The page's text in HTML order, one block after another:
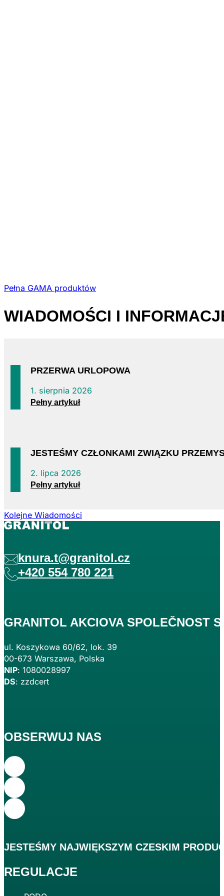
Pełna GAMA produktów
WIADOMOŚCI I
PRZERWA URLOPOWA
1. sierpnia 2026
Pełny artykuł
JESTEŚMY CZŁONKAMI ZWIĄZKU
2. lipca 2026
Pełny artykuł
Kolejne Wiadomości
JESTEŚMY NAJWIĘKSZYM CZESKIM
GRANITOL AKCIOVA SPOLEČNOST
ul. Koszykowa 60/62, lok. 39
00-673 Warszawa, Polska
NIP: 1080028997
DS: zzdcert
knura.t@granitol.cz
+420 554 780 221
OBSERWUJ NAS
REGULACJE